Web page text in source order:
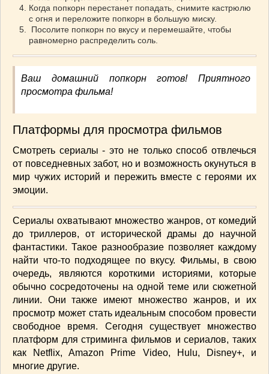
ЛАЙФХАК(23)
МОДА(102)
РЕМОНТ(28)
японская кухня(1)
Когда попкорн перестанет попадать, снимите кастрюлю
с огня и переложите попкорн в большую миску.
Посолите попкорн по вкусу и перемешайте, чтобы
равномерно распределить соль.
Ваш домашний попкорн готов! Приятного
просмотра фильма!
Платформы для просмотра фильмов
Смотреть сериалы - это не только способ отвлечься
от повседневных забот, но и возможность окунуться в
мир чужих историй и пережить вместе с героями их
эмоции.
Сериалы охватывают множество жанров, от комедий
до триллеров, от исторической драмы до научной
фантастики. Такое разнообразие позволяет каждому
найти что-то подходящее по вкусу. Фильмы, в свою
очередь, являются короткими историями, которые
обычно сосредоточены на одной теме или сюжетной
линии. Они также имеют множество жанров, и их
просмотр может стать идеальным способом провести
свободное время. Сегодня существует множество
платформ для стриминга фильмов и сериалов, таких
как Netflix, Amazon Prime Video, Hulu, Disney+, и
многие другие.